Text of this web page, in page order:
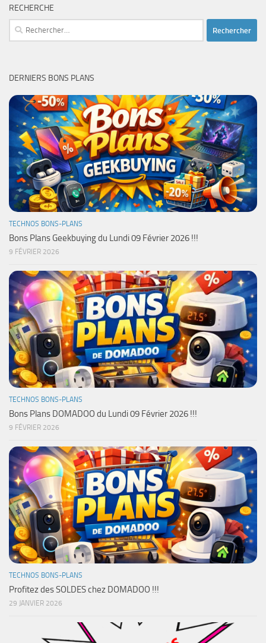
RECHERCHE
Rechercher :
DERNIERS BONS PLANS
TECHNOS BONS-PLANS
Bons Plans Geekbuying du Lundi 09 Février 2026 !!!
9 FÉVRIER 2026
TECHNOS BONS-PLANS
Bons Plans DOMADOO du Lundi 09 Février 2026 !!!
9 FÉVRIER 2026
TECHNOS BONS-PLANS
Profitez des SOLDES chez DOMADOO !!!
29 JANVIER 2026